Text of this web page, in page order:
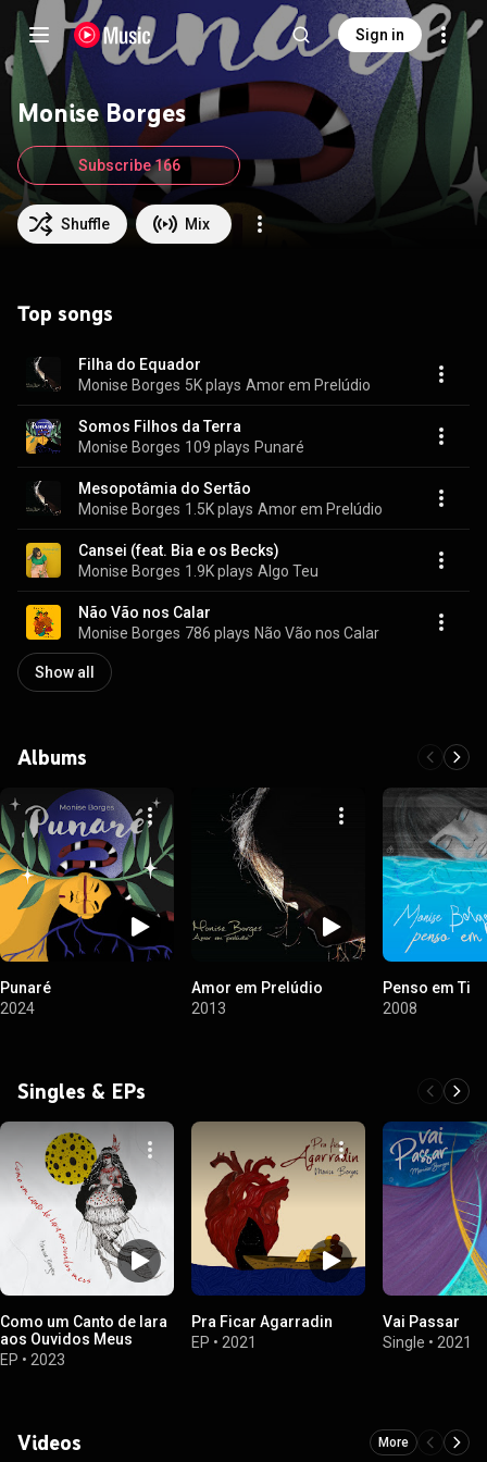
Sign in
Monise Borges
Shuffle Mix
Subscribe 166
Top songs
Filha do Equador
Monise Borges 5K plays Amor em Prelúdio
Somos Filhos da Terra
Monise Borges 109 plays Punaré
Mesopotâmia do Sertão
Monise Borges 1.5K plays Amor em Prelúdio
Cansei (feat. Bia e os Becks)
Monise Borges 1.9K plays Algo Teu
Não Vão nos Calar
Monise Borges 786 plays Não Vão nos Calar
Show all
Albums
Punaré
2024
Amor em Prelúdio
2013
Penso em Ti
2008
Singles & EPs
Como um Canto de Iara
aos Ouvidos Meus
EP • 2023
Pra Ficar Agarradin
EP • 2021
Vai Passar
Single • 2021
Videos More